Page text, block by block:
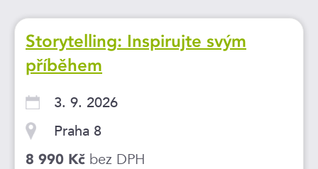
Storytelling: Inspirujte svým
příběhem
3. 9. 2026
Praha 8
8 990 Kč bez DPH